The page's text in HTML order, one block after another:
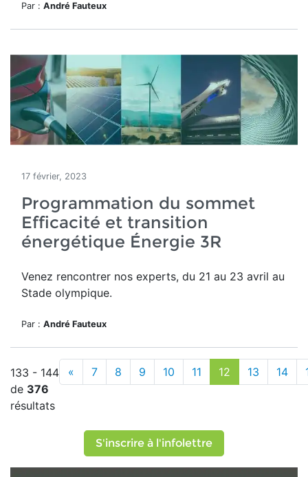
Par : André Fauteux
17 février, 2023
Programmation du sommet
Efficacité et transition
énergétique Énergie 3R
Venez rencontrer nos experts, du 21 au 23 avril au
Stade olympique.
Par : André Fauteux
133 - 144
de 376
résultats
« 7 8 9 10 11 12 13 14
S'inscrire à l'infolettre